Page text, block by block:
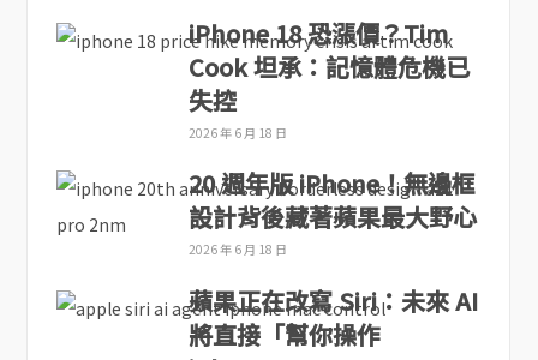
iPhone 18 恐漲價？Tim
Cook 坦承：記憶體危機已
失控
2026 年 6 月 18 日
20 週年版 iPhone！無邊框
設計背後藏著蘋果最大野心
2026 年 6 月 18 日
蘋果正在改寫 Siri：未來 AI
將直接「幫你操作